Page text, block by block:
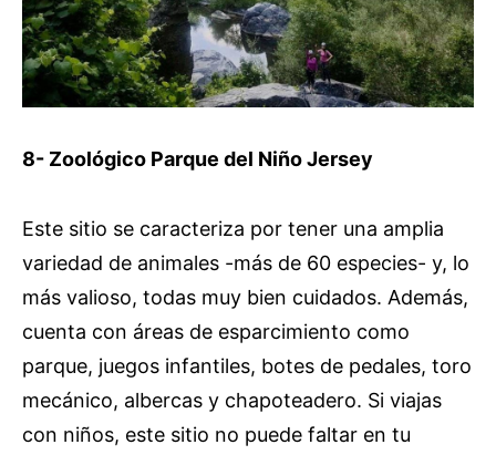
8- Zoológico Parque del Niño Jersey
Este sitio se caracteriza por tener una amplia
variedad de animales -más de 60 especies- y, lo
más valioso, todas muy bien cuidados. Además,
cuenta con áreas de esparcimiento como
parque, juegos infantiles, botes de pedales, toro
mecánico, albercas y chapoteadero. Si viajas
con niños, este sitio no puede faltar en tu